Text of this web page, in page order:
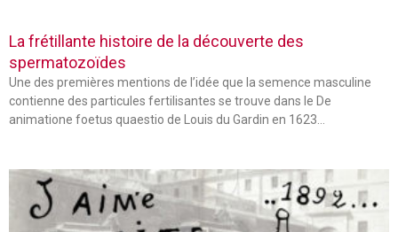
La frétillante histoire de la découverte des
spermatozoïdes
Une des premières mentions de l’idée que la semence masculine
contienne des particules fertilisantes se trouve dans le De
animatione foetus quaestio de Louis du Gardin en 1623…